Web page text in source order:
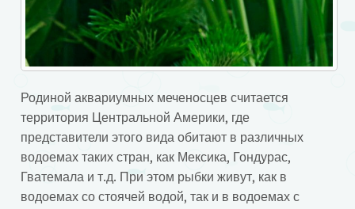
Родиной аквариумных меченосцев считается
территория Центральной Америки, где
представители этого вида обитают в различных
водоемах таких стран, как Мексика, Гондурас,
Гватемала и т.д. При этом рыбки живут, как в
водоемах со стоячей водой, так и в водоемах с